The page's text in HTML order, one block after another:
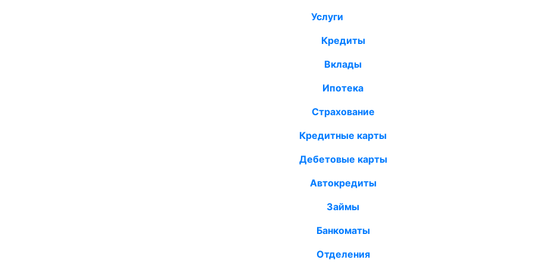
Услуги
Кредиты
Вклады
Ипотека
Страхование
Кредитные карты
Дебетовые карты
Автокредиты
Займы
Банкоматы
Отделения